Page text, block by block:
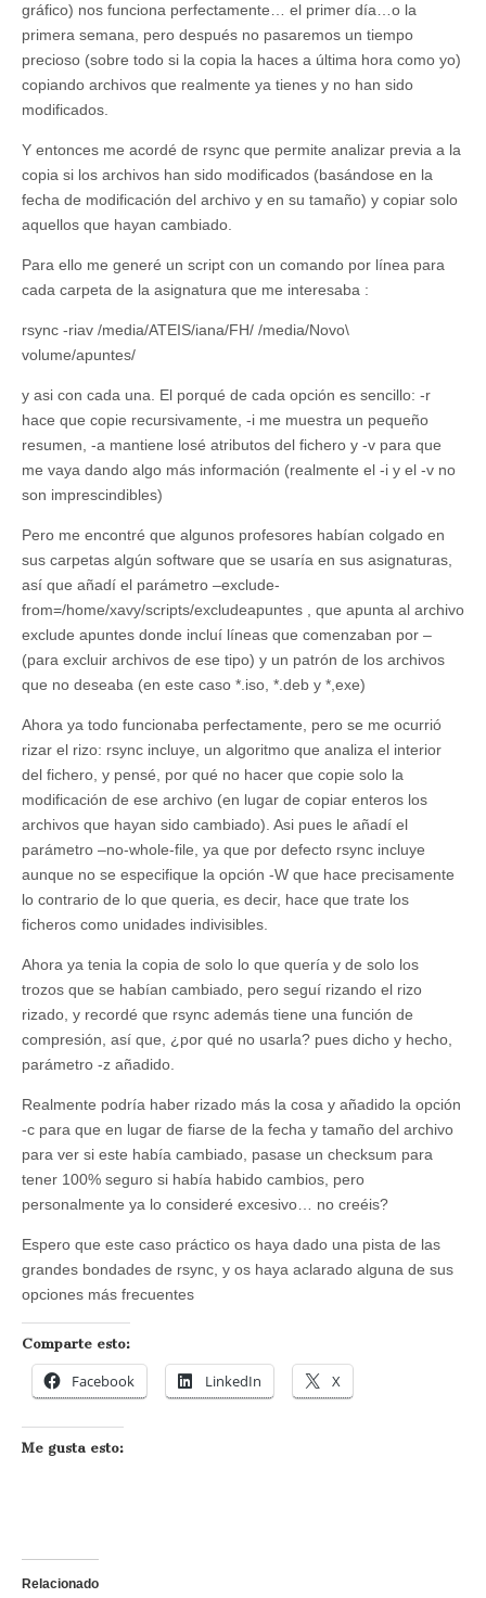
gráfico) nos funciona perfectamente… el primer día…o la
primera semana, pero después no pasaremos un tiempo
precioso (sobre todo si la copia la haces a última hora como yo)
copiando archivos que realmente ya tienes y no han sido
modificados.
Y entonces me acordé de rsync que permite analizar previa a la
copia si los archivos han sido modificados (basándose en la
fecha de modificación del archivo y en su tamaño) y copiar solo
aquellos que hayan cambiado.
Para ello me generé un script con un comando por línea para
cada carpeta de la asignatura que me interesaba :
rsync -riav /media/ATEIS/iana/FH/ /media/Novo\
volume/apuntes/
y asi con cada una. El porqué de cada opción es sencillo: -r
hace que copie recursivamente, -i me muestra un pequeño
resumen, -a mantiene losé atributos del fichero y -v para que
me vaya dando algo más información (realmente el -i y el -v no
son imprescindibles)
Pero me encontré que algunos profesores habían colgado en
sus carpetas algún software que se usaría en sus asignaturas,
así que añadí el parámetro –exclude-
from=/home/xavy/scripts/excludeapuntes , que apunta al archivo
exclude apuntes donde incluí líneas que comenzaban por –
(para excluir archivos de ese tipo) y un patrón de los archivos
que no deseaba (en este caso *.iso, *.deb y *,exe)
Ahora ya todo funcionaba perfectamente, pero se me ocurrió
rizar el rizo: rsync incluye, un algoritmo que analiza el interior
del fichero, y pensé, por qué no hacer que copie solo la
modificación de ese archivo (en lugar de copiar enteros los
archivos que hayan sido cambiado). Asi pues le añadí el
parámetro –no-whole-file, ya que por defecto rsync incluye
aunque no se especifique la opción -W que hace precisamente
lo contrario de lo que queria, es decir, hace que trate los
ficheros como unidades indivisibles.
Ahora ya tenia la copia de solo lo que quería y de solo los
trozos que se habían cambiado, pero seguí rizando el rizo
rizado, y recordé que rsync además tiene una función de
compresión, así que, ¿por qué no usarla? pues dicho y hecho,
parámetro -z añadido.
Realmente podría haber rizado más la cosa y añadido la opción
-c para que en lugar de fiarse de la fecha y tamaño del archivo
para ver si este había cambiado, pasase un checksum para
tener 100% seguro si había habido cambios, pero
personalmente ya lo consideré excesivo… no creéis?
Espero que este caso práctico os haya dado una pista de las
grandes bondades de rsync, y os haya aclarado alguna de sus
opciones más frecuentes
Comparte esto:
Facebook LinkedIn X
Me gusta esto:
Relacionado